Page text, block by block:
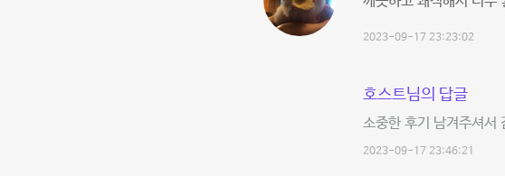
2023-09-17 23:23:02
호스트님의 답글
소중한 후기 남겨주셔
2023-09-17 23:46:21